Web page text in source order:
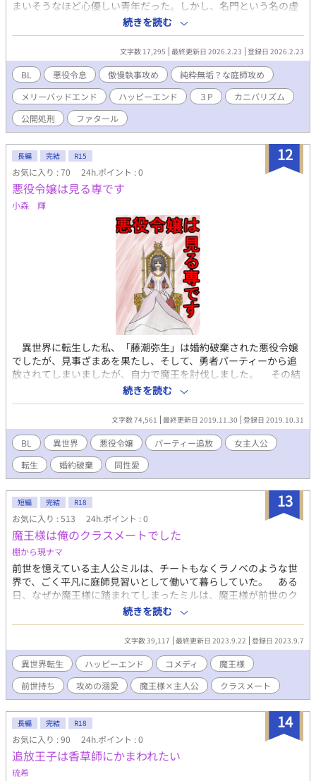
まいそうなほど心優しい青年だった。しかし、名門という名の虚
飾は、代々の放蕩が積み上げた「負の遺産」によって、音を立て
て崩れようとしていた。 悪役になり切れぬリュシアンと彼を執拗
にいたぶる執事のフェラム、純粋な愛情を注ぐ？庭師のルタムの
狂気の三重奏。
続きを読む
文字数 17,295 最終更新日 2026.2.23 登録日 2026.2.23
BL 悪役令息 傲慢執事攻め
純粋無垢？な庭師攻め
メリーバッドエンド
ハッピーエンド ３P
カニバリズム
公開処刑
ファタール
12
長編 完結 R15
お気に入り : 70 24h.ポイント : 0
悪役令嬢は見る専です
小森 輝
異世界に転生した私、「藤潮弥生」は婚約破棄された悪役令嬢
でしたが、見事ざまあを果たし、そして、勇者パーティーから追
放されてしまいましたが、自力で魔王を討伐しました。 その結
果、私はウェラベルグ国を治める女王となり、名前を「藤潮弥
生」から「ヤヨイ・ウェラベルグ」へと改名しました。 そんな
私は、今、４人のイケメンと生活を共にしています。 庭師のル
ーデン 料理人のザック 門番のベート そして、執事のセバ
ス。 悪役令嬢として苦労をし、さらに、魔王を討伐して女王に
までなったんだから、これからは私の好きなようにしてもいいよ
ね？ ただ、私がやりたいことは逆ハーレムを作り上げることで
はありません。 私の欲望。それは…………イケメン同士が組ん
ず解れつし合っている薔薇の園を作り上げること！ お気に入り
登録も多いし、毎日ポイントをいただいていて、ご好評なようで
嬉しいです。本来なら、新しい話といきたいのですが、他のBL小
説を執筆するため、新しい話を書くことはしません。その代わり
に絵を描く練習ということで、第８回BL小説大賞の期間中1に表
紙絵、そして挿絵の追加をしたいと思います。大賞の投票数によ
っては絵に力を入れたりしますので、応援のほど、よろしくお願
いします。
続きを読む
文字数 74,561 最終更新日 2019.11.30 登録日 2019.10.31
BL 異世界 悪役令嬢 パーティー追放
女主人公
転生
婚約破棄 同性愛
13
短編 完結 R18
お気に入り : 513 24h.ポイント : 0
魔王様は俺のクラスメートでした
棚から現ナマ
前世を憶えている主人公ミルは、チートもなくラノベのような世
界で、ごく平凡に庭師見習いとして働いて暮らしていた。 ある
日、なぜか魔王様に踏まれてしまったミルは、魔王様が前世のク
ラスメートだったことに気が付き、おもわず名前を呼んでしま
う。 呼ばれた魔王様はミルを自分の王宮に連れ込んで……。
逃げたいミルと、どうしても手放せない魔王様の話し。もちろん
ハッピーエンド。
続きを読む
文字数 39,117 最終更新日 2023.9.22 登録日 2023.9.7
異世界転生 ハッピーエンド コメディ
魔王様
前世持ち
攻めの溺愛 魔王様×主人公 クラスメート
14
長編 完結 R18
お気に入り : 90 24h.ポイント : 0
追放王子は香草師にかまわれたい
琉希